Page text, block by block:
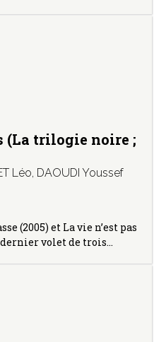
(La trilogie noire ;
Léo, DAOUDI Youssef
(2005) et La vie n’est pas
dernier volet de trois…